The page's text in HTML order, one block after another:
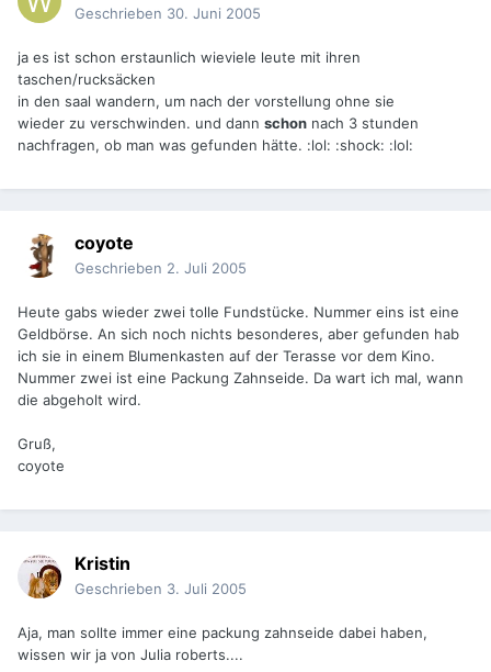
Geschrieben 30. Juni 2005
ja es ist schon erstaunlich wieviele leute mit ihren
taschen/rucksäcken
in den saal wandern, um nach der vorstellung ohne sie
wieder zu verschwinden. und dann schon nach 3 stunden
nachfragen, ob man was gefunden hätte. :lol: :shock: :lol:
coyote
Geschrieben 2. Juli 2005
Heute gabs wieder zwei tolle Fundstücke. Nummer eins ist eine
Geldbörse. An sich noch nichts besonderes, aber gefunden hab
ich sie in einem Blumenkasten auf der Terasse vor dem Kino.
Nummer zwei ist eine Packung Zahnseide. Da wart ich mal, wann
die abgeholt wird.
Gruß,
coyote
Kristin
Geschrieben 3. Juli 2005
Aja, man sollte immer eine packung zahnseide dabei haben,
wissen wir ja von Julia roberts....